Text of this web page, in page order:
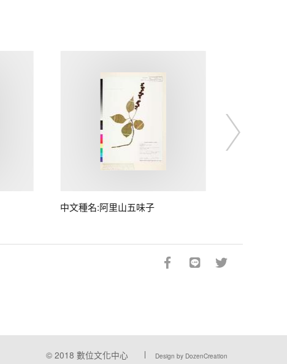
中文種名:阿里山五味子
© 2018 數位文化中心 Design by DozenCreation